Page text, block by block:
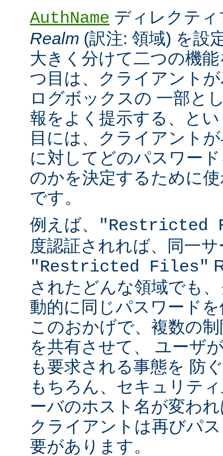
AuthName ディレクテ
Realm (訳注: 領域) を設
大きく分けて二つの機
つ目は、クライアント
ログボックスの 一部と
報をよく提示する、と
目には、クライアント
に対してどのパスワー
のかを決定するために
です。
例えば、
"Restricted
度認証されれば、同一
"Restricted Files"
されたどんな領域でも
動的に同じパスワード
このおかげで、複数の
を共有させて、 ユーザ
も要求される事態を 防
もちろん、セキュリテ
ーバのホスト名が変わ
クライアントは再びパ
要があります。